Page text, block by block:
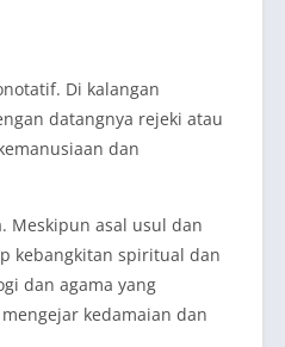
Di kalangan
datangnya rejeki atau
dan
Meskipun asal usul dan
kebangkitan spiritual dan
dan agama yang
kedamaian dan